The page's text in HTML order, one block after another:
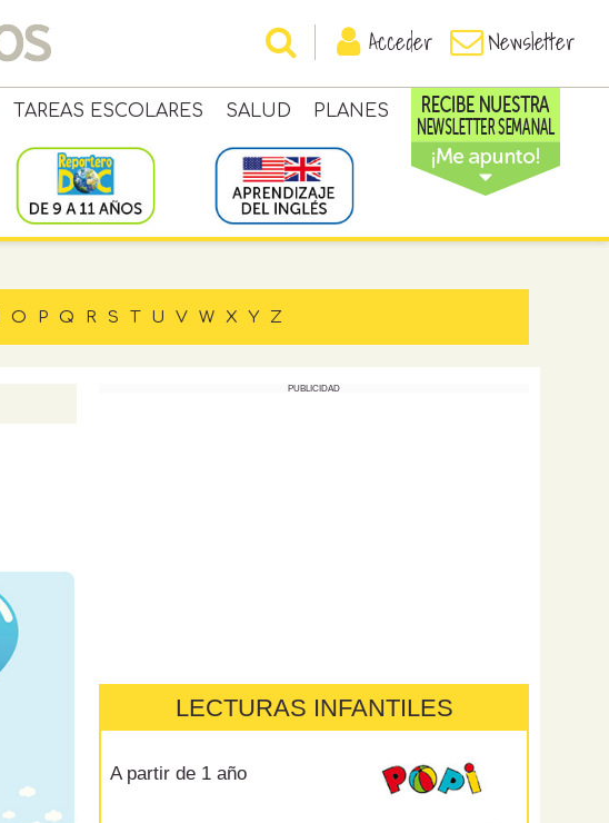
Acceder Newsletter
TAREAS ESCOLARES SALUD PLANES
O P Q R S T U V W X Y Z
PUBLICIDAD
LECTURAS INFANTILES
A partir de 1 año